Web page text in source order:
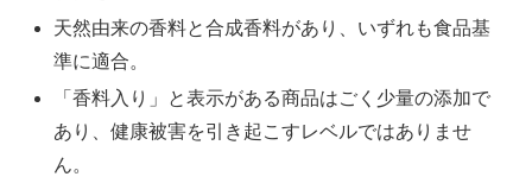
天然由来の香料と合成香料があり、いずれも食品基
準に適合。
「香料入り」と表示がある商品はごく少量の添加で
あり、健康被害を引き起こすレベルではありませ
ん。